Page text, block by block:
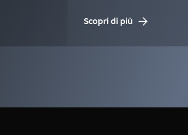
Scopri di più